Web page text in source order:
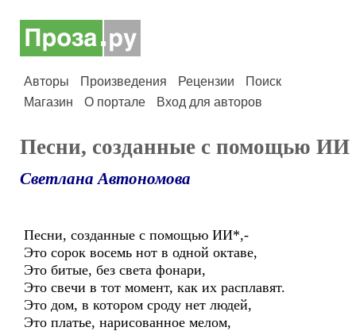
Авторы Произведения Рецензии
Поиск
Магазин
О портале Вход для авторов
Песни, созданные с помощью ИИ
Светлана Автономова
Песни, созданные с помощью ИИ*,-
Это сорок восемь нот в одной октаве,
Это битые, без света фонари,
Это свечи в тот момент, как их расплавят.
Это дом, в котором сроду нет людей,
Это платье, нарисованное мелом,